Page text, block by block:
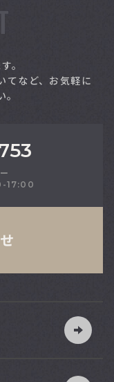
。
てなど、お気軽に
17:00